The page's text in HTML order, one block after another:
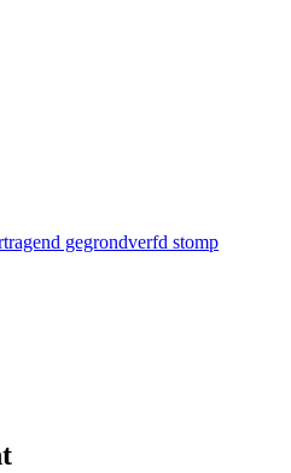
gegrondverfd stomp